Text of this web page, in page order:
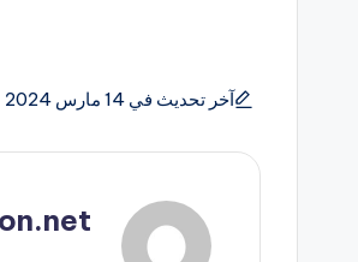
آخر تحديث في 14 مارس 2024